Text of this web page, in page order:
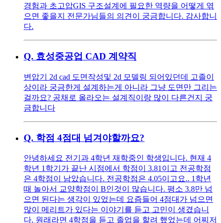
경험과 초고압GIS 구조설계에 필요한 역량을 어떻게 엮
으면 좋을지 전문가님들의 의견이 궁금합니다. 감사합니
다.
Q. 효성중공업 CAD 계약직
변압기 2d cad 도면작성및 2d 모델링 되어있던데 고졸이
상이라 궁금한게 설계하는게 아니라 그냥 도면만 그리는
걸까요? 공채로 올라오는 설계직이랑 많이 다른건지 궁
금합니다
Q. 학점 4점대 넘겨야할까요?
안녕하세요 전기과 4학년 재학중인 학생입니다. 현재 4
학년 1학기가 끝난 시점에서 학점이 3.81이고 전공학점
은 4학점이 남았습니다. 전공학점은 4.05이고요.. 1학년
때 놀아서 교양학점이 B인것이 많습니다. 평소 3.8만 넘
으면 된다는 생각이 있었는데 요즘들어 4점대가 넘으면
많이 메리트가 있다는 이야기를 듣고 고민이 생겼습니
다. 원래라면 4학점을 듣고 졸업을 할려 했었는데 어찌저